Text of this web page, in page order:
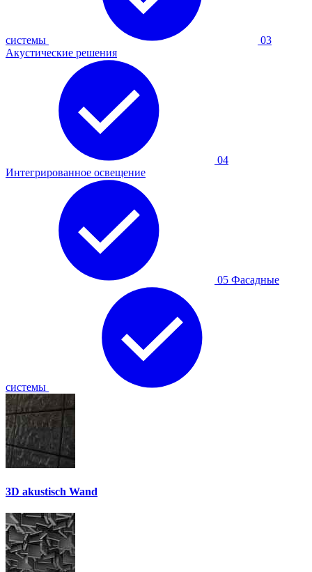
системы
03
Акустические решения
04
Интегрированное освещение
05 Фасадные
системы
3D akustisch Wand